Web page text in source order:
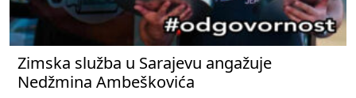
Zimska služba u Sarajevu angažuje
Nedžmina Ambeškovića